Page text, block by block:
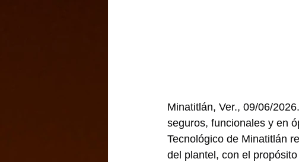
Minatitlán, Ver., 09/06/
seguros, funcionales y en
Tecnológico de Minatitlán
del plantel, con el